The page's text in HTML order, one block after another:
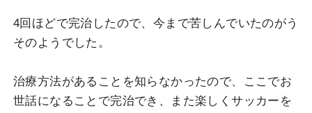
4回ほどで完治したので、今まで苦しんでいたのがう
そのようでした。
治療方法があることを知らなかったので、ここでお
世話になることで完治でき、また楽しくサッカーを